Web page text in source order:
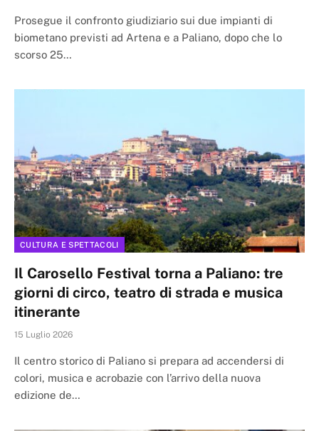
Prosegue il confronto giudiziario sui due impianti di
biometano previsti ad Artena e a Paliano, dopo che lo
scorso 25…
CULTURA E SPETTACOLI
Il Carosello Festival torna a Paliano: tre
giorni di circo, teatro di strada e musica
itinerante
15 Luglio 2026
Il centro storico di Paliano si prepara ad accendersi di
colori, musica e acrobazie con l’arrivo della nuova
edizione de…